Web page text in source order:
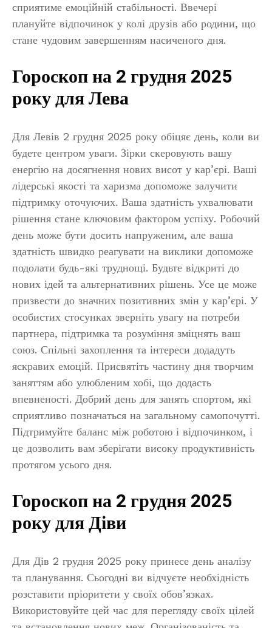
сприятиме емоційній стабільності. Ввечері
плануйте відпочинок у колі друзів або родини, що
стане чудовим завершенням насиченого дня.
Гороскоп на 2 грудня 2025
року для Лева
Для Левів 2 грудня 2025 року обіцяє день, коли ви
будете центром уваги. Зірки скеровують вашу
енергію на досягнення нових висот у кар’єрі. Ваші
лідерські якості та харизма допоможе залучити
підтримку оточуючих. Ваша здатність ухвалювати
рішення стане ключовим фактором успіху. Робочий
день може бути досить напруженим, але ваша
здатність швидко реагувати на виклики допоможе
подолати будь-які труднощі. Будьте відкриті до
нових ідей та альтернативних рішень. Усе це може
призвести до значних позитивних змін у кар’єрі. У
особистих стосунках зверніть увагу на потреби
партнера, підтримка та розуміння зміцнять ваш
союз. Спільні захоплення та інтереси додадуть
яскравих емоцій. Присвятіть частину дня творчим
заняттям або улюбленим хобі, що додасть
впевненості. Добрий день для занять спортом, які
сприятливо позначаться на загальному самопочутті.
Підтримуйте баланс між роботою і відпочинком, і
це дозволить вам зберігати високу продуктивність
протягом усього дня.
Гороскоп на 2 грудня 2025
року для Діви
Для Дів 2 грудня 2025 року принесе день аналізу
та планування. Сьогодні ви відчуєте необхідність
розставити пріоритети у своїх обов’язках.
Використовуйте цей час для перегляду своїх цілей